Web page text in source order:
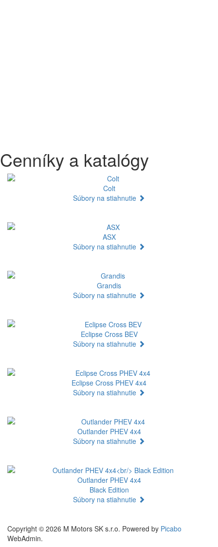
Cenníky a katalógy
Colt
Súbory na stiahnutie
ASX
Súbory na stiahnutie
Grandis
Súbory na stiahnutie
Eclipse Cross BEV
Súbory na stiahnutie
Eclipse Cross PHEV 4x4
Súbory na stiahnutie
Outlander PHEV 4x4
Súbory na stiahnutie
Outlander PHEV 4x4
Black Edition
Súbory na stiahnutie
Copyright © 2026 M Motors SK s.r.o. Powered by Picabo
WebAdmin.